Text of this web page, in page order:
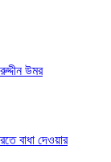
উমর
বাধা দেওয়ার